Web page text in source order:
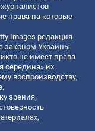
права на которые
Images редакция
законом Украины
не имеет права
середина» их
воспроизводству,
зрения,